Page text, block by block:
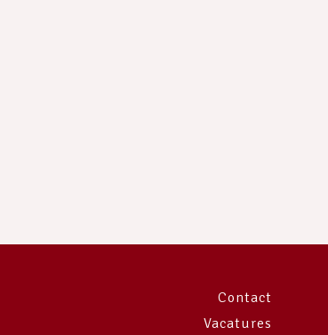
Contact
Vacatures